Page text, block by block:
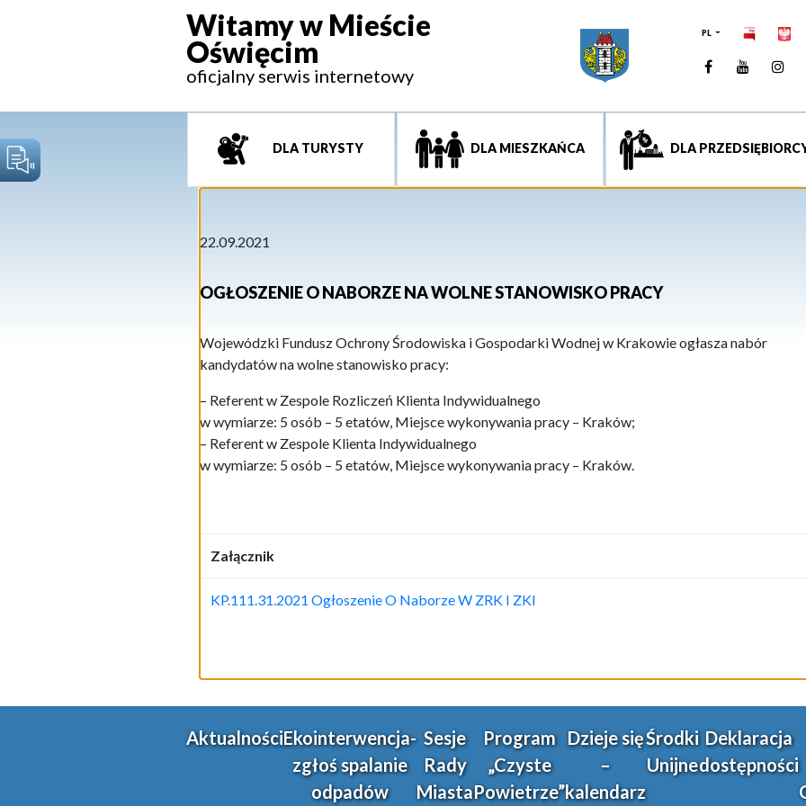
Witamy w Mieście
Oświęcim
oficjalny serwis internetowy
PL
Facebook
DLA TURYSTY DLA MIESZKAŃCA DLA
22.09.2021
OGŁOSZENIE O NABORZE NA WOLNE STANOWISKO PRACY
Wojewódzki Fundusz Ochrony Środowiska i Gospodarki Wodnej w Krakowie ogłasza nabór
kandydatów na wolne stanowisko pracy:
– Referent w Zespole Rozliczeń Klienta Indywidualnego
w wymiarze: 5 osób – 5 etatów, Miejsce wykonywania pracy – Kraków;
– Referent w Zespole Klienta Indywidualnego
w wymiarze: 5 osób – 5 etatów, Miejsce wykonywania pracy – Kraków.
Załącznik
KP.111.31.2021 Ogłoszenie O Naborze W ZRK I ZKI
AktualnościEkointerwencja-
zgłoś spalanie
odpadów
Sesje
Rady
Miasta
Program
„Czyste
Powietrze”
Dzieje się
–
kalendarz
Środki
Unijne
Deklaracja
dostępności